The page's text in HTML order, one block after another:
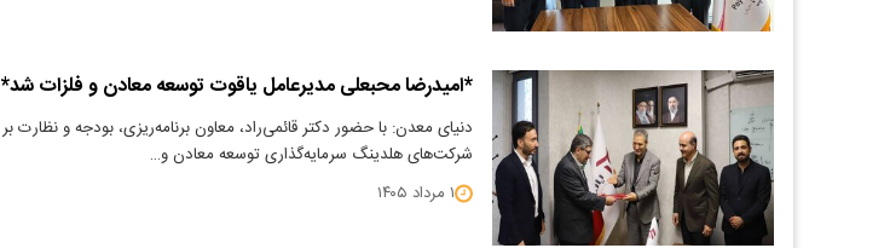
*امیدرضا محبعلی مدیرعامل یاقوت توسعه معادن و فلزات شد*
دنیای معدن: با حضور دکتر قائمی‌راد، معاون برنامه‌ریزی، بودجه و نظارت بر
شرکت‌های هلدینگ سرمایه‌گذاری توسعه معادن و…
۱ مرداد ۱۴۰۵